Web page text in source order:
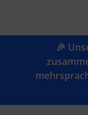
🎉